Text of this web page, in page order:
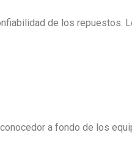
de los repuestos.
a fondo de los